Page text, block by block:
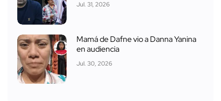
Jul. 31, 2026
Mamá de Dafne vio a Danna Yanina
en audiencia
Jul. 30, 2026